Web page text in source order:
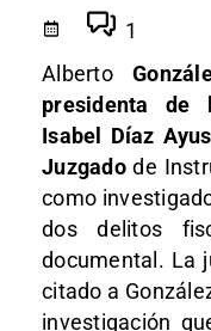
1
Alberto
presidenta de
Isabel Díaz
Juzgadode
como
dos delitos
documental. La
citado a
investigación